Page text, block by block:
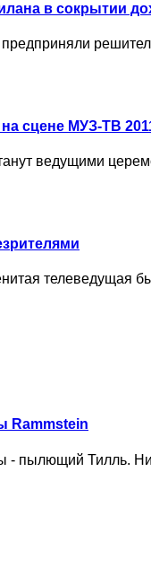
в сокрытии
предприняли
сцене МУЗ-ТВ
ведущими
телеведущая
Rammstein
- пылющий Тилль.